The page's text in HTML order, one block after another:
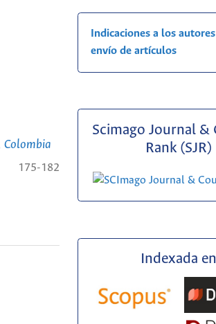
Colombia
175-182
Indicaciones a los
envío de artículos
Scimago Journal &
Rank (SJR)
Indexada en